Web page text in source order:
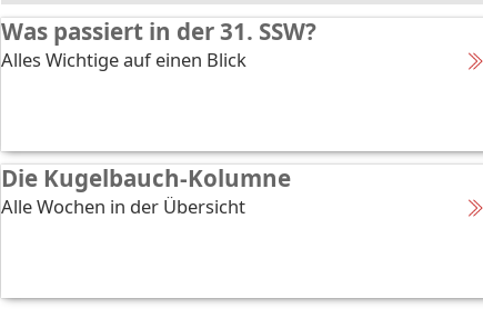
Was passiert in der 31. SSW?
Alles Wichtige auf einen Blick
Die Kugelbauch-Kolumne
Alle Wochen in der Übersicht